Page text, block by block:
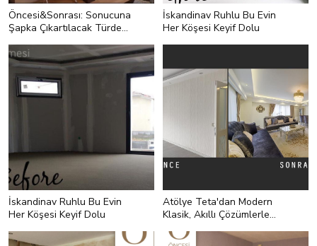
Öncesi&Sonrası: Sonucuna
Şapka Çıkartılacak Türden
İskandinav Ruhlu Bu Evin
Her Köşesi Keyif Dolu
İskandinav Ruhlu Bu Evin
Her Köşesi Keyif Dolu
Atölye Teta'dan Modern
Klasik, Akıllı Çözümlerle